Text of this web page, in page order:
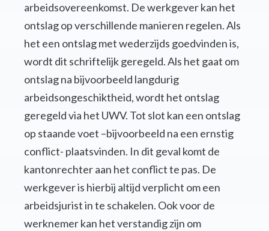
arbeidsovereenkomst. De werkgever kan het
ontslag op verschillende manieren regelen. Als
het een ontslag met wederzijds goedvinden is,
wordt dit schriftelijk geregeld. Als het gaat om
ontslag na bijvoorbeeld langdurig
arbeidsongeschiktheid, wordt het ontslag
geregeld via het UWV. Tot slot kan een ontslag
op staande voet –bijvoorbeeld na een ernstig
conflict- plaatsvinden. In dit geval komt de
kantonrechter aan het conflict te pas. De
werkgever is hierbij altijd verplicht om een
arbeidsjurist in te schakelen. Ook voor de
werknemer kan het verstandig zijn om